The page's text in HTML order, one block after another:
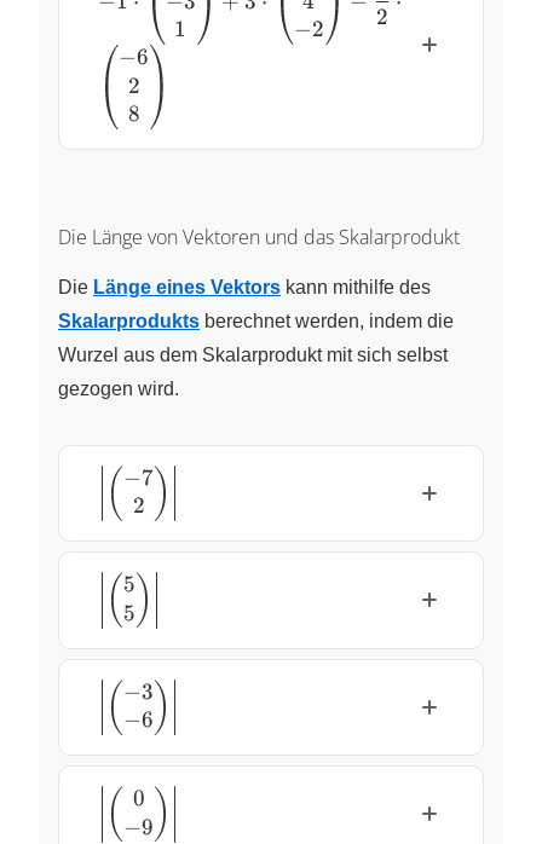
+3\cdot\begin{pmatrix} 0 \\
4 \\ -2 \end{pmatrix} -
\dfrac12\cdot\begin{pmatrix}
-6 \\ 2 \\ 8 \end{pmatrix}
1
−2 2
−6
2
8
Die Länge von Vektoren und das Skalarprodukt
Die Länge eines Vektors kann mithilfe des
Skalarprodukts berechnet werden, indem die
Wurzel aus dem Skalarprodukt mit sich selbst
gezogen wird.
\left\lvert\begin{pmatrix}
-7 \\ 2
\end{pmatrix}\right\rvert
( −7
2 )
\left\lvert\begin{pmatrix}
5 \\ 5
( 5
5 )
\left\lvert\begin{pmatrix}
-3 \\ -6
\end{pmatrix}\right\rvert
( −3
−6 )
\left\lvert\begin{pmatrix}
0 \\ -9
( 0
−9 )